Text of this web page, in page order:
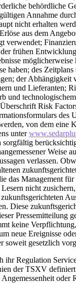
behördliche
Annahme
nicht erhalten
aus dem
verwendet;
frühen
haben; des Zeitplans
der Abhängigkeit
und Lieferanten;
und
Risk
des
von dem eine
unter
sorgfältig
Weise
verlassen.
das Management für
nicht
Diese
Pressemitteilung
keine
neue Ereignisse
soweit gesetzlich
ihr Regulation
der TSXV
oder